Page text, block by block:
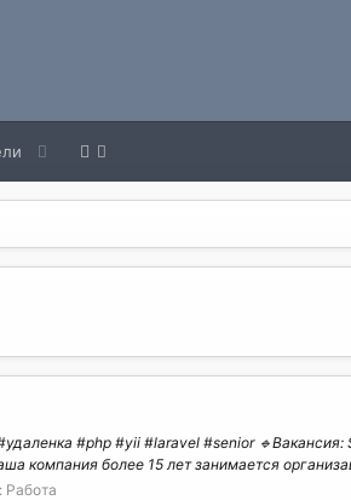
#php #yii #laravel #senior
компания более 15 лет занимается
Работа